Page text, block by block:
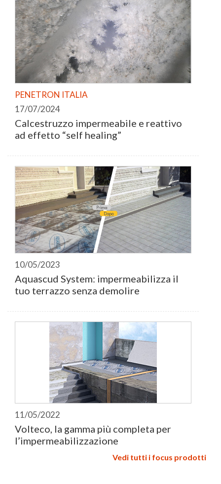
PENETRON ITALIA
17/07/2024
Calcestruzzo impermeabile e reattivo
ad effetto “self healing”
10/05/2023
Aquascud System: impermeabilizza il
tuo terrazzo senza demolire
11/05/2022
Volteco, la gamma più completa per
l’impermeabilizzazione
Vedi tutti i focus prodotti